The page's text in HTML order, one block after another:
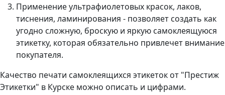
Применение ультрафиолетовых красок, лаков,
тиснения, ламинирования - позволяет создать как
угодно сложную, броскую и яркую самоклеящуюся
этикетку, которая обязательно привлечет внимание
покупателя.
Качество печати самоклеящихся этикеток от "Престиж
Этикетки" в Курске можно описать и цифрами.